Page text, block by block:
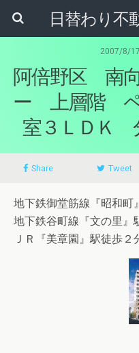
2007/8/
阿倍野区 南
ー 上層階
室３ＬＤＫ
Share Tweet
地下鉄御堂筋線『昭和町
地下鉄谷町線『文の里』
ＪＲ『美章園』駅徒歩２